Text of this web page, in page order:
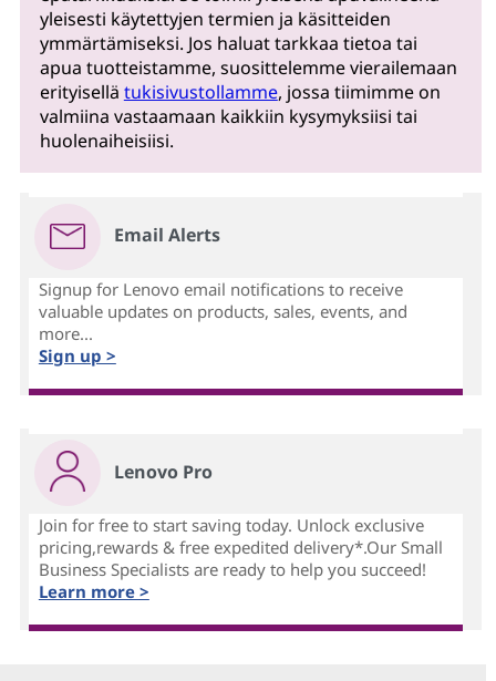
yleisesti käytettyjen termien ja käsitteiden
ymmärtämiseksi. Jos haluat tarkkaa tietoa tai
apua tuotteistamme, suosittelemme vierailemaan
erityisellä tukisivustollamme, jossa tiimimme on
valmiina vastaamaan kaikkiin kysymyksiisi tai
huolenaiheisiisi.
Email Alerts
Signup for Lenovo email notifications to receive
valuable updates on products, sales, events, and
more...
Sign up >
Lenovo Pro
Join for free to start saving today. Unlock exclusive
pricing,rewards & free expedited delivery*.Our Small
Business Specialists are ready to help you succeed!
Learn more >